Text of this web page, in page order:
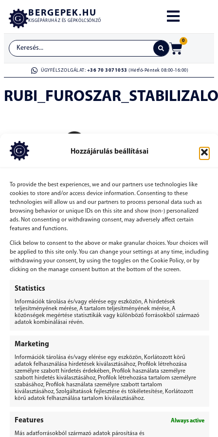
Hozzájárulás beállításai
To provide the best experiences, we and our partners use technologies like
cookies to store and/or access device information. Consenting to these
technologies will allow us and our partners to process personal data such as
browsing behavior or unique IDs on this site and show (non-) personalized
ads. Not consenting or withdrawing consent, may adversely affect certain
features and functions.
Click below to consent to the above or make granular choices. Your choices will
be applied to this site only. You can change your settings at any time, including
withdrawing your consent, by using the toggles on the Cookie Policy, or by
clicking on the manage consent button at the bottom of the screen.
Statistics
Információk tárolása és/vagy elérése egy eszközön, A hirdetések
teljesítményének mérése, A tartalom teljesítményének mérése, A
közönségek megértése statisztikák vagy különböző forrásokból származó
adatok kombinálásai révén.
Marketing
Információk tárolása és/vagy elérése egy eszközön, Korlátozott körű
adatok felhasználása hirdetések kiválasztásához, Profilok létrehozása
személyre szabott hirdetés érdekében, Profilok használata személyre
szabott hirdetés kiválasztásához, Profilok létrehozása tartalom személyre
szabásához, Profilok használata személyre szabott tartalom
kiválasztásához, Szolgáltatások fejlesztése és tökéletesítése, Korlátozott
körű adatok felhasználása tartalom kiválasztásához.
Features Always active
Más adatforrásokból származó adatok párosítása és
BERGEPEK.HU
KISGÉPÁRUHÁZ ÉS GÉPKÖLCSÖNZŐ
0
ÜGYFÉLSZOLGÁLAT: +36 70 3071053 (Hétfő-Péntek 08:00-16:00)
RUBI_FUROSZAR_STABILIZALO
Vélemény, hozzászólás?
Hozzászólás küldéséhezbe kell jelentkezni.
BERGEPEK.HU
KISGÉPÁRUHÁZ ÉS GÉPKÖLCSÖNZŐ
Bérgépek Gépáruház Kereskedelmi Kft.